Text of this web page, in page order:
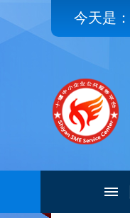
今天是：